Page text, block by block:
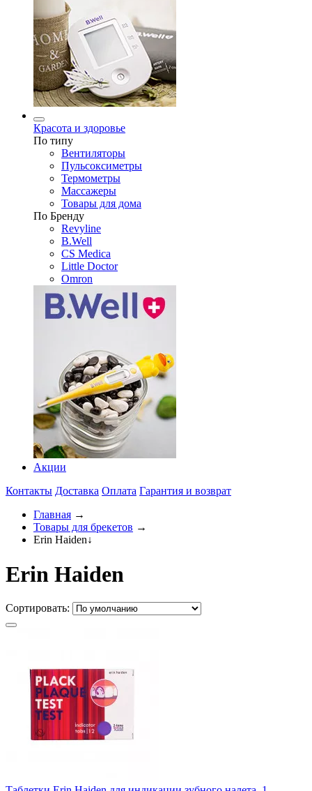
Красота и здоровье
По типу
Вентиляторы
Пульсоксиметры
Термометры
Массажеры
Товары для дома
По Бренду
Revyline
B.Well
CS Medica
Little Doctor
Omron
Акции
Контакты Доставка Оплата Гарантия и возврат
Главная →
Товары для брекетов →
Erin Haiden↓
Erin Haiden
Сортировать: